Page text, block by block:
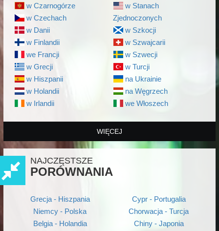
w Czarnogórze
w Czechach
w Danii
w Finlandii
we Francji
w Grecji
w Hiszpanii
w Holandii
w Irlandii
w Stanach
Zjednoczonych
w Szkocji
w Szwajcarii
w Szwecji
w Turcji
na Ukrainie
na Węgrzech
we Włoszech
WIĘCEJ
NAJCZĘSTSZE
PORÓWNANIA
Grecja - Hiszpania
Niemcy - Polska
Belgia - Holandia
Cypr - Portugalia
Chorwacja - Turcja
Chiny - Japonia